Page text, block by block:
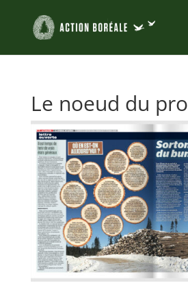
Le noeud du